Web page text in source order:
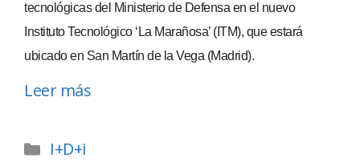
tecnológicas del Ministerio de Defensa en el nuevo
Instituto Tecnológico ‘La Marañosa’ (ITM), que estará
ubicado en San Martín de la Vega (Madrid).
Leer más
I+D+i